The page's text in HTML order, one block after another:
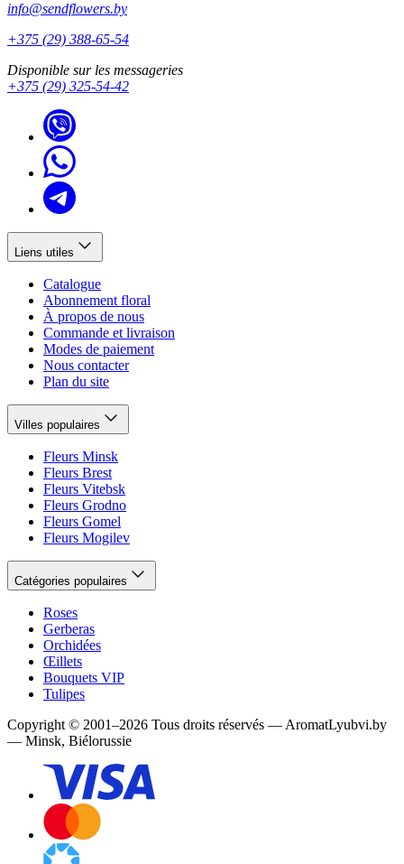
info@sendflowers.by
+375 (29) 388-65-54
Disponible sur les messageries
+375 (29) 325-54-42
Liens utiles
Catalogue
Abonnement floral
À propos de nous
Commande et livraison
Modes de paiement
Nous contacter
Plan du site
Villes populaires
Fleurs Minsk
Fleurs Brest
Fleurs Vitebsk
Fleurs Grodno
Fleurs Gomel
Fleurs Mogilev
Catégories populaires
Roses
Gerberas
Orchidées
Œillets
Bouquets VIP
Tulipes
Copyright © 2001–2026 Tous droits réservés — AromatLyubvi.by
— Minsk, Biélorussie